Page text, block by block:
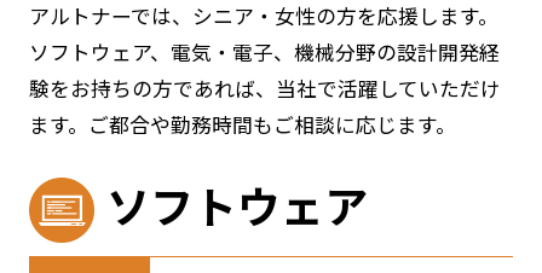
アルトナーでは、シニア・女性の方を応援します。
ソフトウェア、電気・電子、機械分野の設計開発経
験をお持ちの方であれば、当社で活躍していただけ
ます。ご都合や勤務時間もご相談に応じます。
ソフトウェア